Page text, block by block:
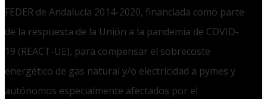
FEDER de Andalucía 2014-2020, financiada como parte
de la respuesta de la Unión a la pandemia de COVID-
19 (REACT-UE), para compensar el sobrecoste
energético de gas natural y/o electricidad a pymes y
autónomos especialmente afectados por el